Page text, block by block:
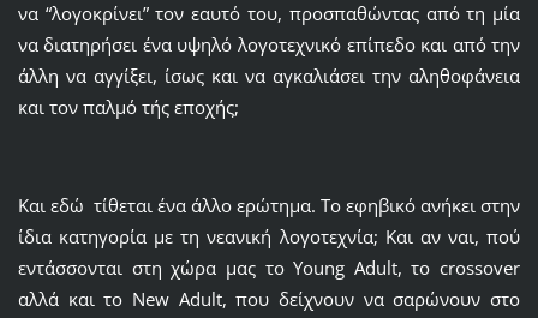
να “λογοκρίνει” τον εαυτό του, προσπαθώντας από τη μία
να διατηρήσει ένα υψηλό λογοτεχνικό επίπεδο και από την
άλλη να αγγίξει, ίσως και να αγκαλιάσει την αληθοφάνεια
και τον παλμό τής εποχής;
Και εδώ τίθεται ένα άλλο ερώτημα. Το εφηβικό ανήκει στην
ίδια κατηγορία με τη νεανική λογοτεχνία; Και αν ναι, πού
εντάσσονται στη χώρα μας το Young Adult, το crossover
αλλά και το New Adult, που δείχνουν να σαρώνουν στο